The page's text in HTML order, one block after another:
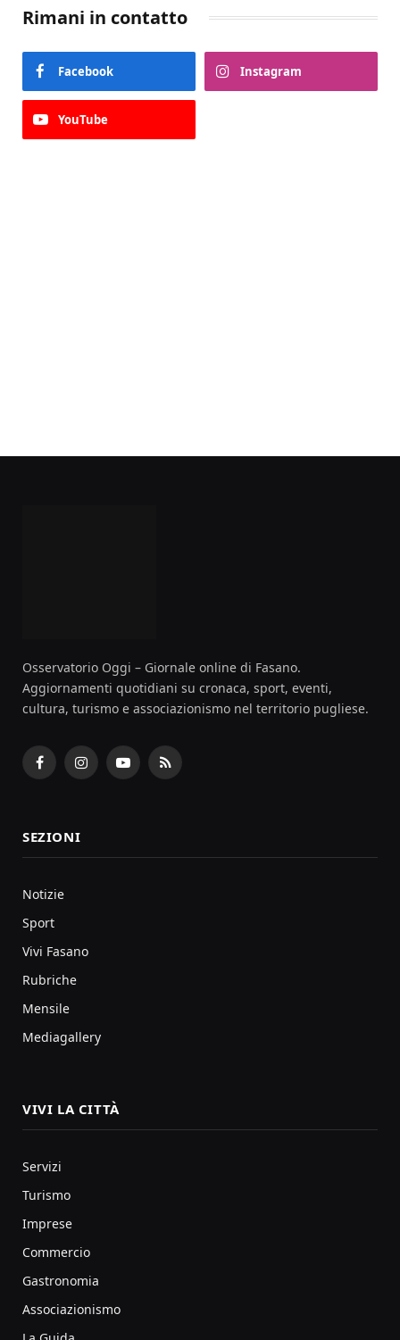
Rimani in contatto
Facebook Instagram
YouTube
Osservatorio Oggi – Giornale online di Fasano.
Aggiornamenti quotidiani su cronaca, sport, eventi,
cultura, turismo e associazionismo nel territorio pugliese.
FacebookInstagramYouTubeRSS
SEZIONI
Notizie
Sport
Vivi Fasano
Rubriche
Mensile
Mediagallery
VIVI LA CITTÀ
Servizi
Turismo
Imprese
Commercio
Gastronomia
Associazionismo